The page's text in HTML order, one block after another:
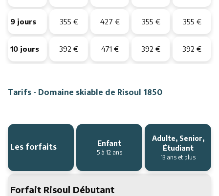
9 jours 355 € 427 € 355 € 355 €
10 jours 392 € 471 € 392 € 392 €
Tarifs - Domaine skiable de Risoul 1850
Les forfaits Enfant
5 à 12 ans
Adulte, Senior,
Étudiant
13 ans et plus
Forfait Risoul Débutant